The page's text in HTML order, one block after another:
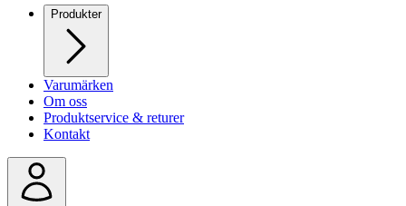
Produkter
Varumärken
Om oss
Produktservice & returer
Kontakt